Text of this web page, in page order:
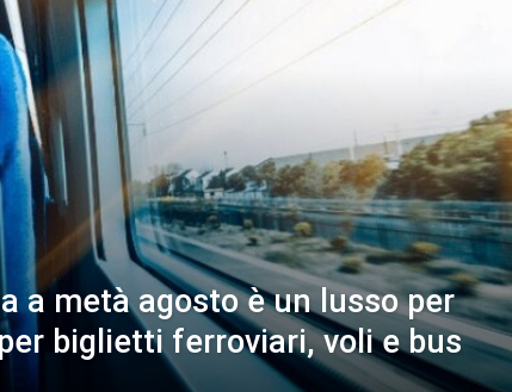
a metà agosto è un lusso per
biglietti ferroviari, voli e bus